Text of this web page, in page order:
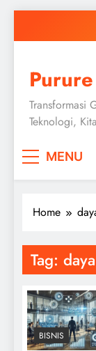
Purure
Transformasi
Teknologi,
MENU
Home
Tag:
BISNIS